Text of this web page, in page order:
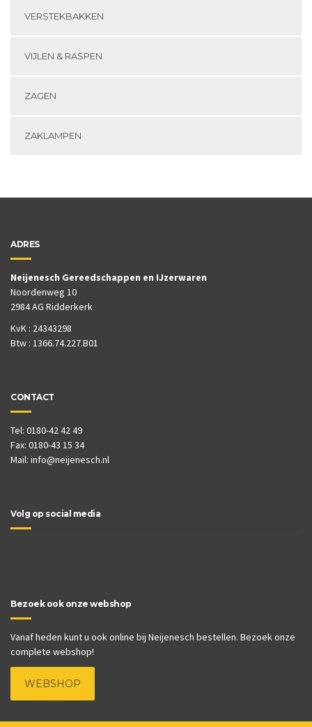
VERSTEKBAKKEN
VIJLEN & RASPEN
ZAGEN
ZAKLAMPEN
ADRES
Neijenesch Gereedschappen en IJzerwaren
Noordenweg 10
2984 AG Ridderkerk
KvK : 24343298
Btw : 1366.74.227.B01
CONTACT
Tel: 0180-42 42 49
Fax: 0180-43 15 34
Mail: info@neijenesch.nl
Volg op social media
Bezoek ook onze webshop
Vanaf heden kunt u ook online bij Neijenesch bestellen. Bezoek onze
complete webshop!
WEBSHOP